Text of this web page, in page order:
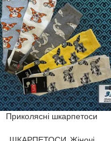
Приколясні шкарпетоси